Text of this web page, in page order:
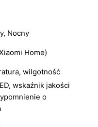
Nocny
Home)
wilgotność
wskaźnik jakości
o